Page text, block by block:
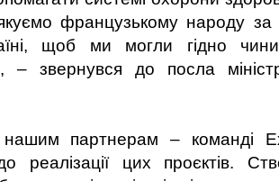
французькому народу за
щоб ми могли гідно
– звернувся до посла
партнерам – команді
реалізації цих проєктів.